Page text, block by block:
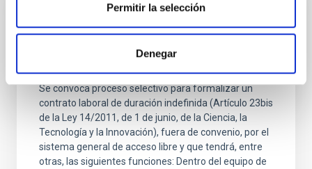
Permitir la selección
Denegar
Dos contratos - Ingeniería Especialidad
Mecánica- GTCAO.PS-2026-057
Se convoca proceso selectivo para formalizar un
contrato laboral de duración indefinida (Artículo 23bis
de la Ley 14/2011, de 1 de junio, de la Ciencia, la
Tecnología y la Innovación), fuera de convenio, por el
sistema general de acceso libre y que tendrá, entre
otras, las siguientes funciones: Dentro del equipo de